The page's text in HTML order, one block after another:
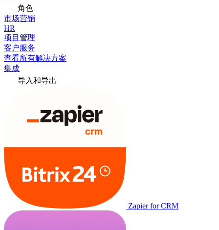
角色
市场营销
HR
项目管理
客户服务
查看所有解决方案
集成
导入和导出
Zapier for CRM